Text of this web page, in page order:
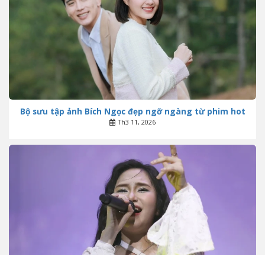
Bộ sưu tập ảnh Bích Ngọc đẹp ngỡ ngàng từ phim hot
Th3 11, 2026